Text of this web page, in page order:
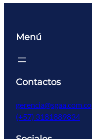
Menú
Contactos
gerencia@sgaa.com.co
(+57) 3181889834